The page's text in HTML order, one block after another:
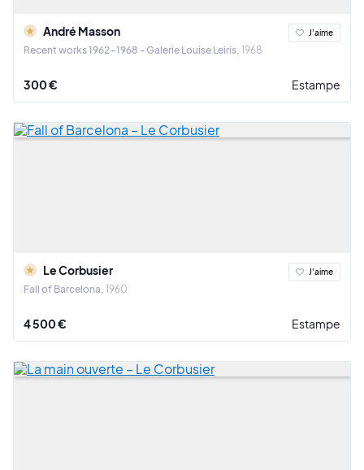
André Masson
Recent works 1962-1968 - Galerie Louise Leiris 1968
J'aime
300 € Estampe
Le Corbusier
Fall of Barcelona 1960
J'aime
4 500 € Estampe